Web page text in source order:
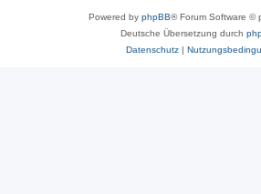
Powered by phpBB® Forum Software ©
Deutsche Übersetzung durch
Datenschutz|